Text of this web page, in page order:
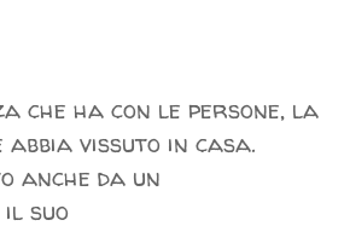
che ha con le persone, la
vissuto in casa.
anche da un
il suo